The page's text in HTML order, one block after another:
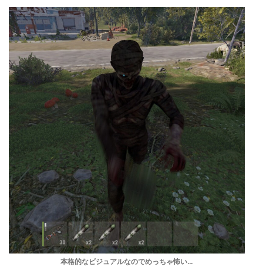
本格的なビジュアルなのでめっちゃ怖い…